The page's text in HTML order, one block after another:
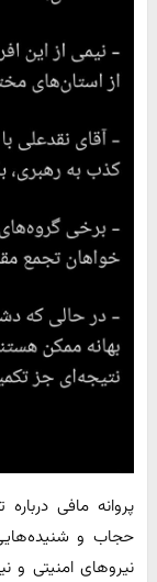
پروانه مافی
حجاب و
نیروهای امنیتی و